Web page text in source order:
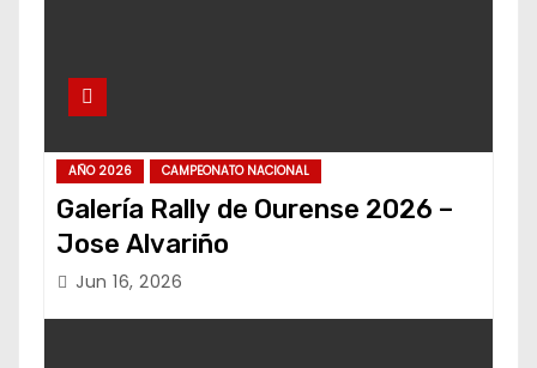
AÑO 2026 CAMPEONATO NACIONAL
Galería Rally de Ourense 2026 –
Jose Alvariño
Jun 16, 2026